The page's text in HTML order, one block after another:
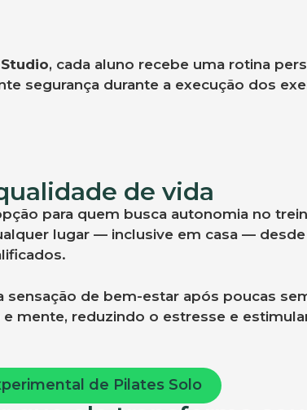
, cada aluno recebe uma rotina
segurança durante a execução dos
de vida
para quem busca autonomia no
lugar — inclusive em casa —
de bem-estar após poucas
reduzindo o estresse e
de Pilates Solo